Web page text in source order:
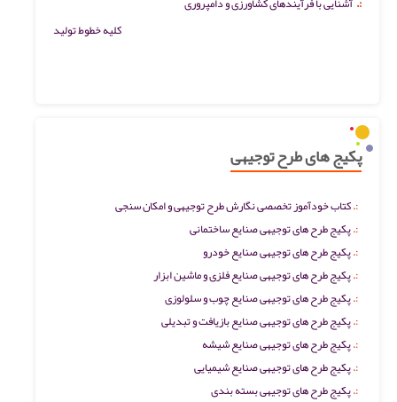
کلیه خطوط تولید
پکیج های طرح توجیهی
کتاب خودآموز تخصصی نگارش طرح توجیهی و امکان سنجی
پکیج طرح های توجیهی صنایع ساختمانی
پکیج طرح های توجیهی صنایع خودرو
پکیج طرح های توجیهی صنایع فلزی و ماشین ابزار
پکیج طرح های توجیهی صنایع چوب و سلولوزی
پکیج طرح های توجیهی صنایع بازیافت و تبدیلی
پکیج طرح های توجیهی صنایع شیشه
پکیج طرح های توجیهی صنایع شیمیایی
پکیج طرح های توجیهی بسته بندی